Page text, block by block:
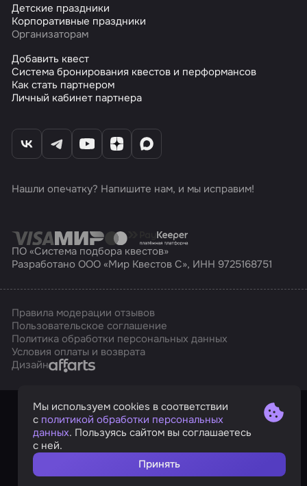
Детские праздники
Корпоративные праздники
Организаторам
Добавить квест
Система бронирования квестов и перформансов
Как стать партнером
Личный кабинет партнера
Нашли опечатку? Напишите нам, и мы исправим!
ПО «Система подбора квестов»
Разработано ООО «Мир Квестов С», ИНН 9725168751
Правила модерации отзывов
Пользовательское соглашение
Политика обработки персональных данных
Условия оплаты и возврата
ДизайнAffarts
Мы используем cookies в соответствии
с политикой обработки персональных
данных. Пользуясь сайтом вы соглашаетесь
с ней.
Принять